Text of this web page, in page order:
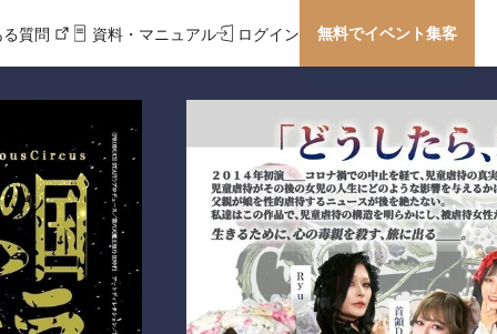
る質問 資料・マニュアル ログイン 無料でイベント集客